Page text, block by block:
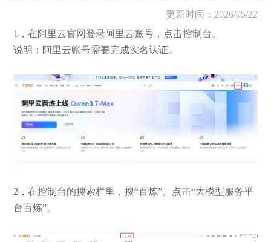
更新时间：2026/05/22
1，在阿里云官网登录阿里云账号，点击控制台。
说明：阿里云账号需要完成实名认证。
2，在控制台的搜索栏里，搜“百炼”。点击“大模型服务平
台百炼”。